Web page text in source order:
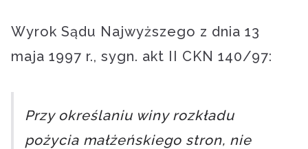
Wyrok Sądu Najwyższego z dnia 13
maja 1997 r., sygn. akt II CKN 140/97:
Przy określaniu winy rozkładu
pożycia małżeńskiego stron, nie